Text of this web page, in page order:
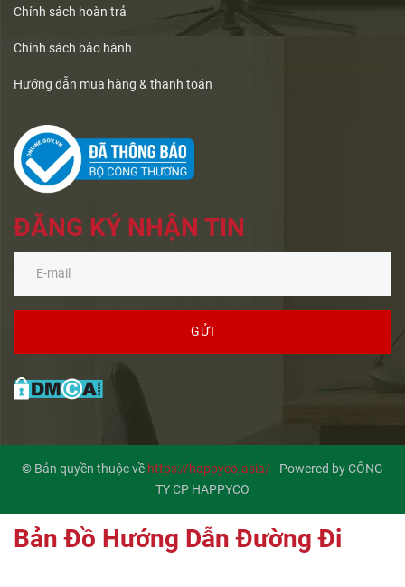
Chính sách hoàn trả
Chính sách bảo hành
Hướng dẫn mua hàng & thanh toán
ĐĂNG KÝ NHẬN TIN
GỬI
© Bản quyền thuộc về https://happyco.asia/- Powered by CÔNG
TY CP HAPPYCO
Bản Đồ Hướng Dẫn Đường Đi